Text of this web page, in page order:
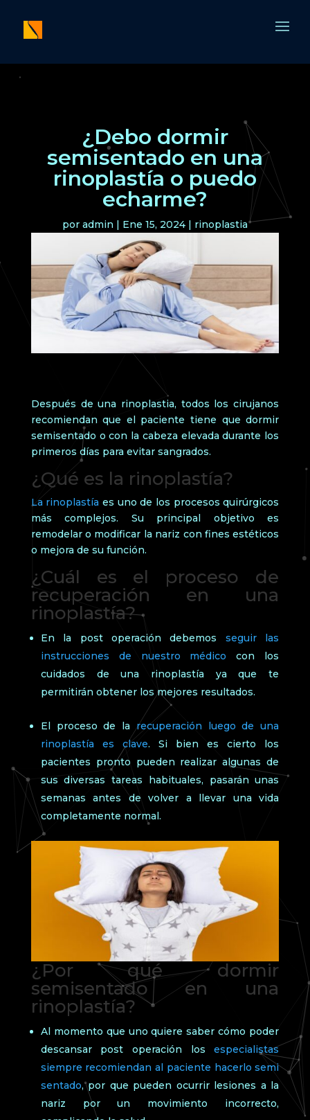
¿Debo dormir
semisentado en una
rinoplastía o puedo
echarme?
por admin | Ene 15, 2024| rinoplastia
Después de una rinoplastia, todos los cirujanos
recomiendan que el paciente tiene que dormir
semisentado o con la cabeza elevada durante los
primeros días para evitar sangrados.
¿Qué es la rinoplastía?
La rinoplastía es uno de los procesos quirúrgicos
más complejos. Su principal objetivo es
remodelar o modificar la nariz con fines estéticos
o mejora de su función.
¿Cuál es el proceso de
recuperación en una
rinoplastía?
En la post operación debemos seguir las
instrucciones de nuestro médico con los
cuidados de una rinoplastía ya que te
permitirán obtener los mejores resultados.
El proceso de larecuperación luego de una
rinoplastía es clave. Si bien es cierto los
pacientes pronto pueden realizar algunas de
sus diversas tareas habituales, pasarán unas
semanas antes de volver a llevar una vida
completamente normal.
¿Por qué dormir
semisentado en una
rinoplastía?
Al momento que uno quiere saber cómo poder
descansar post operación losespecialistas
siempre recomiendan al paciente hacerlo semi
sentado, por que pueden ocurrir lesiones a la
nariz por un movimiento incorrecto,